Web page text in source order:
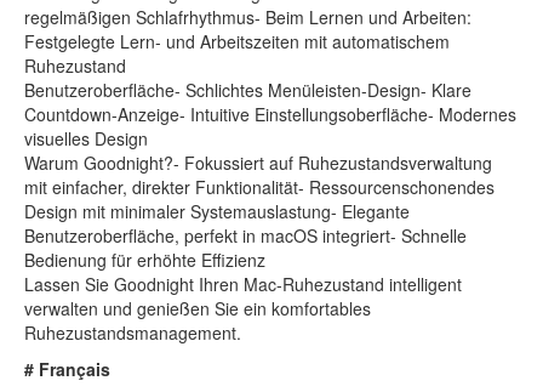
regelmäßigen Schlafrhythmus- Beim Lernen und Arbeiten:
Festgelegte Lern- und Arbeitszeiten mit automatischem
Ruhezustand
Benutzeroberfläche- Schlichtes Menüleisten-Design- Klare
Countdown-Anzeige- Intuitive Einstellungsoberfläche- Modernes
visuelles Design
Warum Goodnight?- Fokussiert auf Ruhezustandsverwaltung
mit einfacher, direkter Funktionalität- Ressourcenschonendes
Design mit minimaler Systemauslastung- Elegante
Benutzeroberfläche, perfekt in macOS integriert- Schnelle
Bedienung für erhöhte Effizienz
Lassen Sie Goodnight Ihren Mac-Ruhezustand intelligent
verwalten und genießen Sie ein komfortables
Ruhezustandsmanagement.
# Français